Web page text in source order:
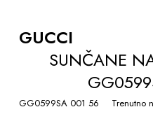
THE
BEGINNING
GALLERY
GUCCI
SUNČANE
GG0599SA 001 56 Trenutno